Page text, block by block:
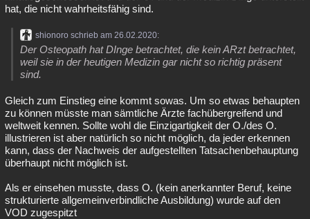
hat, die nicht wahrheitsfähig sind.
shionoro schrieb am 26.02.2020:
Der Osteopath hat DInge betrachtet, die kein ARzt betrachtet,
weil sie in der heutigen Medizin gar nicht so richtig präsent
sind.
Gleich zum Einstieg eine kommt sowas. Um so etwas behaupten
zu können müsste man sämtliche Ärzte fachübergreifend und
weltweit kennen. Sollte wohl die Einzigartigkeit der O./des O.
illustrieren ist aber natürlich so nicht möglich, da jeder erkennen
kann, dass der Nachweis der aufgestellten Tatsachenbehauptung
überhaupt nicht möglich ist.
Als er einsehen musste, dass O. (kein anerkannter Beruf, keine
strukturierte allgemeinverbindliche Ausbildung) wurde auf den
VOD zugespitzt